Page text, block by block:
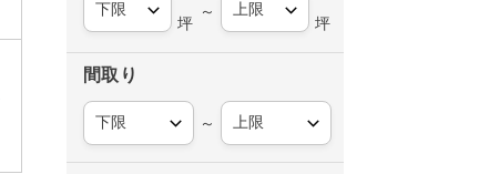
坪
～
坪
間取り
～